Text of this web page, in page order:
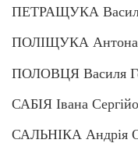
ПЕТРАЩУКА
ПОЛІЩУКА Антона
ПОЛОВЦЯ Василя
САБІЯ Івана
САЛЬНІКА Андрія